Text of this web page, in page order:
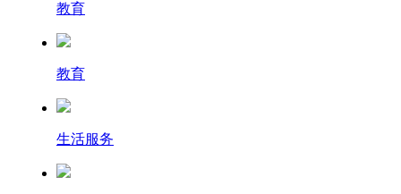
教育
教育
生活服务